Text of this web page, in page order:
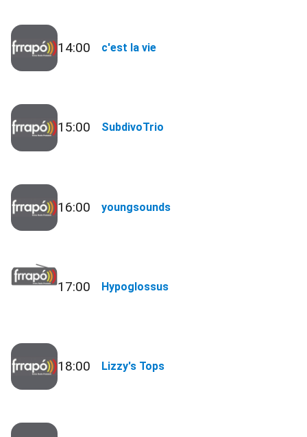
14:00 c'est la vie
15:00 SubdivoTrio
16:00 youngsounds
17:00 Hypoglossus
18:00 Lizzy's Tops